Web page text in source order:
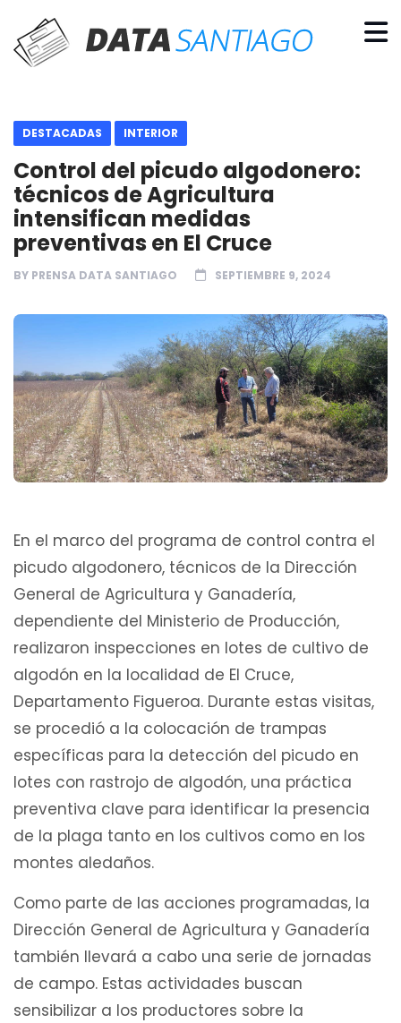
DESTACADAS INTERIOR
Control del picudo algodonero:
técnicos de Agricultura
intensifican medidas
preventivas en El Cruce
BY PRENSA DATA SANTIAGO SEPTIEMBRE 9, 2024
En el marco del programa de control contra el
picudo algodonero, técnicos de la Dirección
General de Agricultura y Ganadería,
dependiente del Ministerio de Producción,
realizaron inspecciones en lotes de cultivo de
algodón en la localidad de El Cruce,
Departamento Figueroa. Durante estas visitas,
se procedió a la colocación de trampas
específicas para la detección del picudo en
lotes con rastrojo de algodón, una práctica
preventiva clave para identificar la presencia
de la plaga tanto en los cultivos como en los
montes aledaños.
Como parte de las acciones programadas, la
Dirección General de Agricultura y Ganadería
también llevará a cabo una serie de jornadas
de campo. Estas actividades buscan
sensibilizar a los productores sobre la